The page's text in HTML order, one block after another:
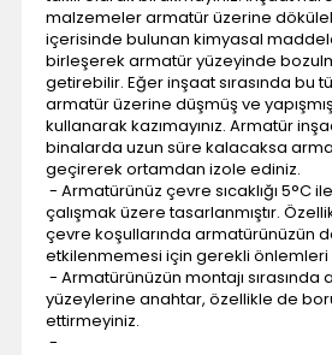
malzemeler armatür üzerine
içerisinde bulunan kimyasal
birleşerek armatür yüzeyinde
getirebilir. Eğer inşaat sırasında bu
armatür üzerine düşmüş ve
kullanarak kazımayınız. Armatür
binalarda uzun süre kalacaksa
geçirerek ortamdan izole ediniz.
- Armatürünüz çevre sıcaklığı 5°C
çalışmak üzere tasarlanmıştır.
çevre koşullarında armatürünüzün
etkilenmemesi için gerekli önlemleri
- Armatürünüzün montajı sırasında
yüzeylerine anahtar, özellikle de
ettirmeyiniz.
-